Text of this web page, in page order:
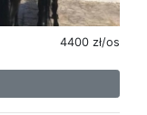
4400 zł/os